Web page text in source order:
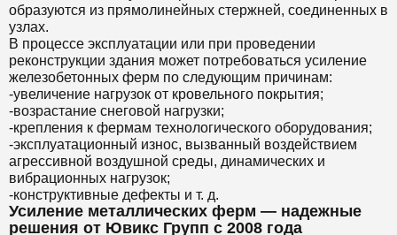
образуются из прямолинейных стержней, соединенных в
узлах.
В процессе эксплуатации или при проведении
реконструкции здания может потребоваться усиление
железобетонных ферм по следующим причинам:
-увеличение нагрузок от кровельного покрытия;
-возрастание снеговой нагрузки;
-крепления к фермам технологического оборудования;
-эксплуатационный износ, вызванный воздействием
агрессивной воздушной среды, динамических и
вибрационных нагрузок;
-конструктивные дефекты и т. д.
Усиление металлических ферм — надежные
решения от Ювикс Групп с 2008 года